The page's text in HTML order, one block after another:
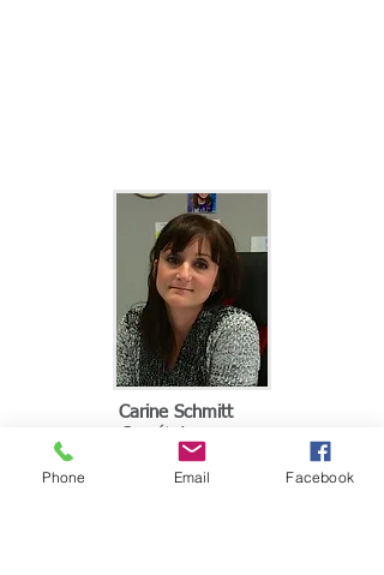
Carine Schmitt
Phone Email Facebook